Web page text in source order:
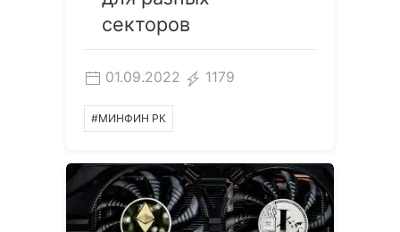
секторов
01.09.2022 1179
#МИНФИН РК